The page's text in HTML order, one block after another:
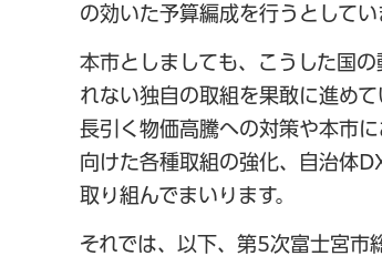
の効いた予算編成を行うとしてい
本市としましても、こうした国
れない独自の取組を果敢に進めて
長引く物価高騰への対策や本市
向けた各種取組の強化、自治体
取り組んでまいります。
それでは、以下、第5次富士宮市